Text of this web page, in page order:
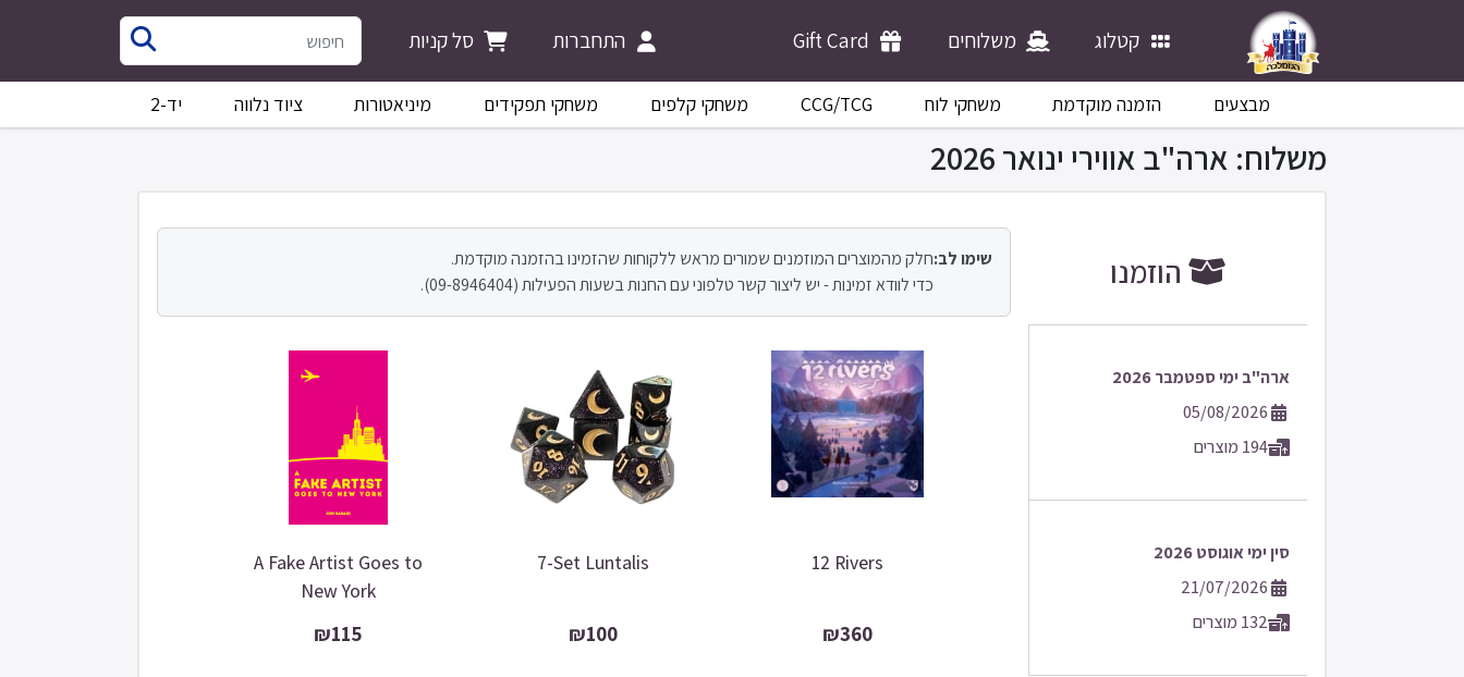
קטלוג משלוחים Gift Card התחברות סל קניות
מבצעים הזמנה מוקדמת משחקי לוח CCG/TCG משחקי קלפים משחקי תפקידים מיניאטורות ציוד נלווה יד-2
משלוח: ארה"ב אווירי ינואר 2026
הוזמנו
ארה"ב ימי ספטמבר 2026
05/08/2026
194 מוצרים
סין ימי אוגוסט 2026
21/07/2026
132 מוצרים
שימו לב:חלק מהמוצרים המוזמנים שמורים מראש ללקוחות שהזמינו בהזמנה מוקדמת.
כדי לוודא זמינות - יש ליצור קשר טלפוני עם החנות בשעות הפעילות (09-8946404).
12 Rivers
₪360
7-Set Luntalis
₪100
A Fake Artist Goes to
New York
₪115